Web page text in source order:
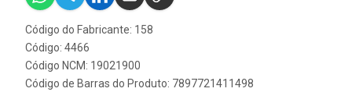
Código do Fabricante: 158
Código: 4466
Código NCM: 19021900
Código de Barras do Produto: 7897721411498